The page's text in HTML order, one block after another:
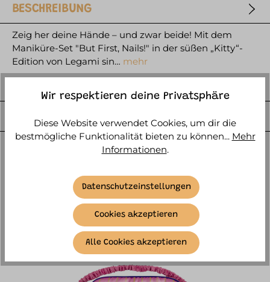
BESCHREIBUNG
Zeig her deine Hände – und zwar beide! Mit dem
Maniküre-Set "But First, Nails!" in der süßen „Kitty“-
Edition von Legami sin… mehr
ÄHNLICHE ARTIKEL
Wir respektieren deine Privatsphäre
Diese Website verwendet Cookies, um dir die
bestmögliche Funktionalität bieten zu können... Mehr
Informationen.
Datenschutzeinstellungen
Cookies akzeptieren
Alle Cookies akzeptieren